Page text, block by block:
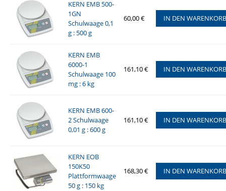
KERN EMB 500-
1GN
Schulwaage 0,1
g : 500 g
60,00 € IN DEN WARENKORB
KERN EMB
6000-1
Schulwaage 100
mg : 6 kg
161,10 € IN DEN WARENKORB
KERN EMB 600-
2 Schulwaage
0,01 g : 600 g
161,10 € IN DEN WARENKORB
KERN EOB
150K50
Plattformwaage
50 g : 150 kg
168,30 € IN DEN WARENKORB